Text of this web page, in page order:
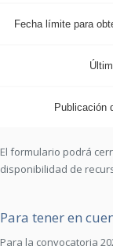
Fecha límite para
Publicación
El formulario podrá
disponibilidad de
Para tener en
Para la convocatoria